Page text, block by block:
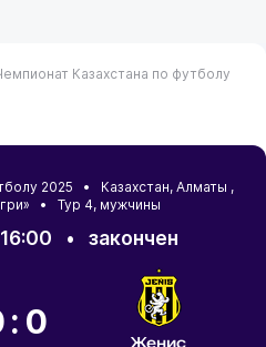
Казахстана по футболу
2025 • Казахстан, Алматы ,
• Тур 4, мужчины
• закончен
Женис